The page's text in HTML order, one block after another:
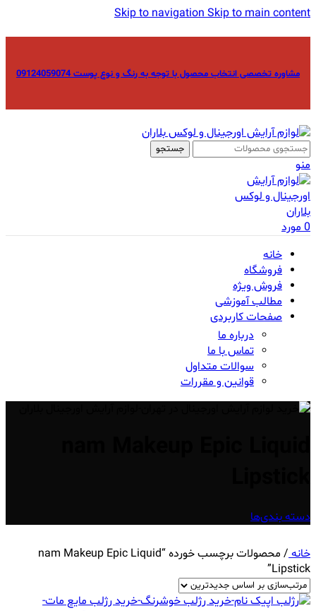
Skip to navigationSkip to main content
مشاوره تخصصی انتخاب محصول با توجه به رنگ و نوع پوست 09124059074
جستجو
منو
0مورد
خانه
فروشگاه
فروش ویژه
مطالب آموزشی
صفحات کاربردی
درباره ما
تماس با ما
سوالات متداول
قوانین و مقررات
دسته بندی‌ها
خانه/
محصولات برچسب خورده “nam Makeup Epic Liquid
Lipstick”